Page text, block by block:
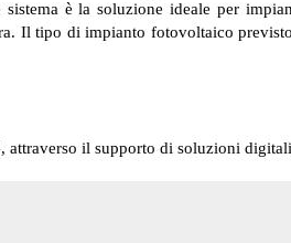
è la soluzione ideale per
Il tipo di impianto fotovoltaico
attraverso il supporto di soluzioni